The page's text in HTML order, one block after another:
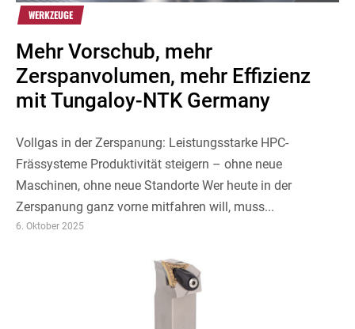
WERKZEUGE
Mehr Vorschub, mehr
Zerspanvolumen, mehr Effizienz
mit Tungaloy-NTK Germany
Vollgas in der Zerspanung: Leistungsstarke HPC-
Frässysteme Produktivität steigern – ohne neue
Maschinen, ohne neue Standorte Wer heute in der
Zerspanung ganz vorne mitfahren will, muss...
6. Oktober 2025